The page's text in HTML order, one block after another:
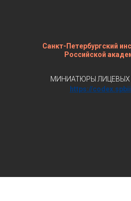
Санкт-Петербургский
Российской
МИНИАТЮРЫ ЛИЦЕВЫХ
https://